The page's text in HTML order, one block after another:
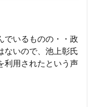
でいるものの・・政
ないので、池上彰氏
利用されたという声